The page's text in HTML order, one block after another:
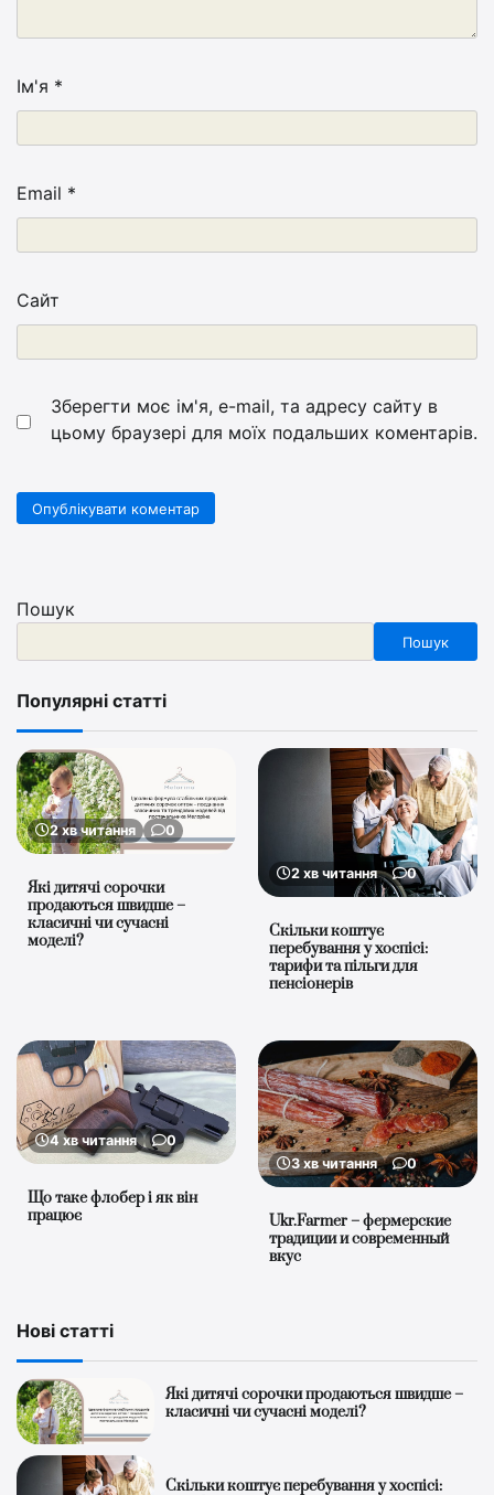
Ім'я *
Email *
Сайт
Зберегти моє ім'я, e-mail, та адресу сайту в
цьому браузері для моїх подальших коментарів.
Пошук
Пошук
Популярні статті
2 хв читання 0
Які дитячі сорочки
продаються швидше –
класичні чи сучасні
моделі?
2 хв читання 0
Скільки коштує
перебування у хоспісі:
тарифи та пільги для
пенсіонерів
4 хв читання 0
Що таке флобер і як він
працює
3 хв читання 0
Ukr.Farmer – фермерские
традиции и современный
вкус
Нові статті
Які дитячі сорочки продаються швидше –
класичні чи сучасні моделі?
Скільки коштує перебування у хоспісі: